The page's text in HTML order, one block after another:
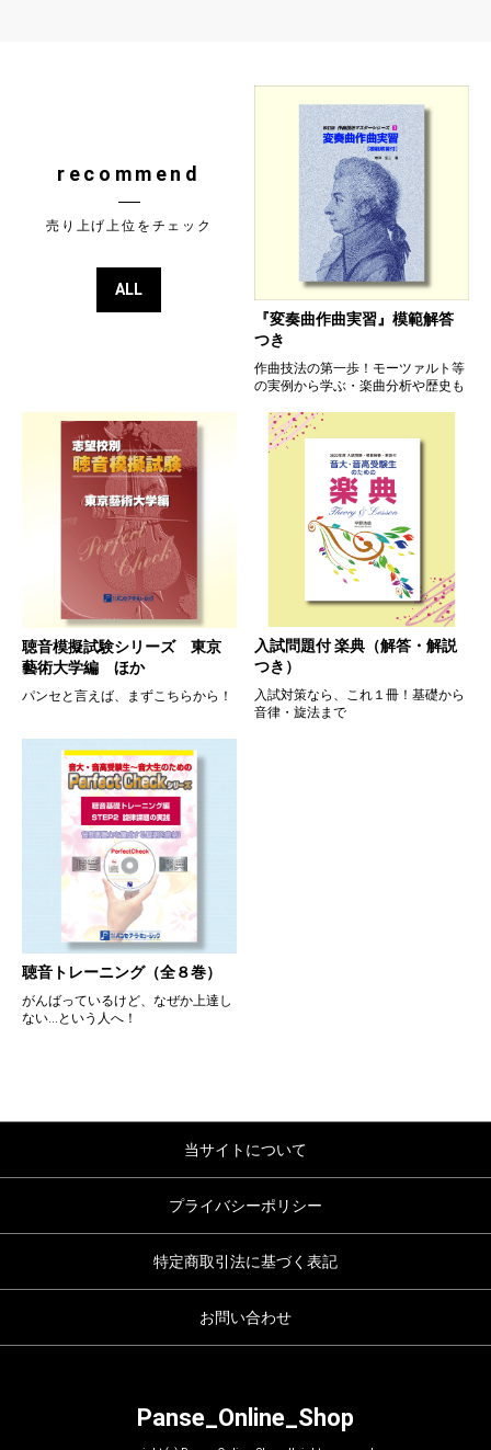
recommend
売り上げ上位をチェック
ALL
『変奏曲作曲実習』模範解答
つき
作曲技法の第一歩！モーツァルト等
の実例から学ぶ・楽曲分析や歴史も
聴音模擬試験シリーズ 東京
藝術大学編 ほか
パンセと言えば、まずこちらから！
入試問題付 楽典（解答・解説
つき）
入試対策なら、これ１冊！基礎から
音律・旋法まで
聴音トレーニング（全８巻）
がんばっているけど、なぜか上達し
ない…という人へ！
当サイトについて
プライバシーポリシー
特定商取引法に基づく表記
お問い合わせ
Panse_Online_Shop